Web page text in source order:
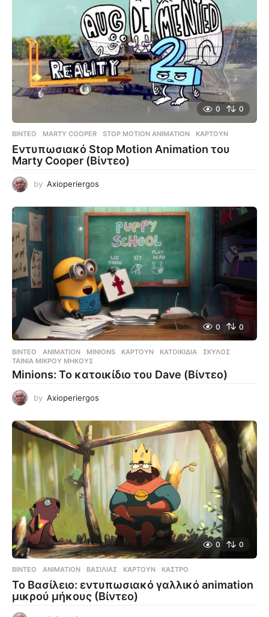
0 0
ΒΊΝΤΕΟ MARTY COOPER ,STOP MOTION ANIMATION ,ΚΑΡΤΟΎΝ
Εντυπωσιακό Stop Motion Animation του
Marty Cooper (Βίντεο)
by Axioperiergos
0 0
ΒΊΝΤΕΟ ANIMATION ,MINIONS ,ΚΑΡΤΟΎΝ ,ΚΑΤΟΙΚΊΔΙΑ ,ΣΚΎΛΟΣ
ΤΑΙΝΊΑ ΜΙΚΡΟΎ ΜΉΚΟΥΣ
Minions: Το κατοικίδιο του Dave (Βίντεο)
by Axioperiergos
0 0
ΒΊΝΤΕΟ ANIMATION ,ΒΑΣΙΛΙΆΣ ,ΚΑΡΤΟΎΝ ,ΚΆΣΤΡΟ
Το Βασίλειο: εντυπωσιακό γαλλικό animation
μικρού μήκους (Βίντεο)